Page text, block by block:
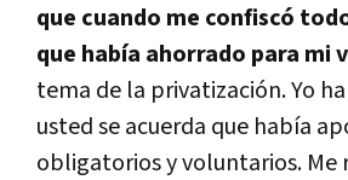
que cuando me confiscó
que había ahorrado para mi
tema de la privatización. Yo
usted se acuerda que había
obligatorios y voluntarios. Me